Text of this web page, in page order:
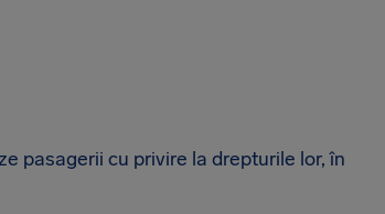
pasagerii cu privire la drepturile lor, în